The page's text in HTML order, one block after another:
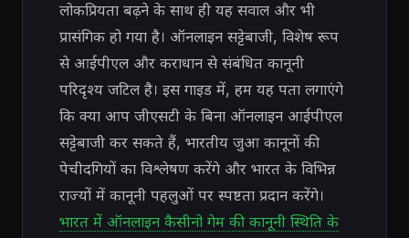
लोकप्रियता बढ़ने के साथ ही यह सवाल और भी
प्रासंगिक हो गया है। ऑनलाइन सट्टेबाजी, विशेष रूप
से आईपीएल और कराधान से संबंधित कानूनी
परिदृश्य जटिल है। इस गाइड में, हम यह पता लगाएंगे
कि क्या आप जीएसटी के बिना ऑनलाइन आईपीएल
सट्टेबाजी कर सकते हैं, भारतीय जुआ कानूनों की
पेचीदगियों का विश्लेषण करेंगे और भारत के विभिन्न
राज्यों में कानूनी पहलुओं पर स्पष्टता प्रदान करेंगे।
भारत में ऑनलाइन कैसीनो गेम की कानूनी स्थिति के